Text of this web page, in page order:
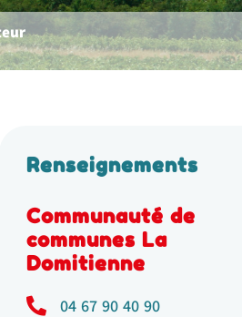
Renseignements
Communauté de
communes La
Domitienne
04 67 90 40 90